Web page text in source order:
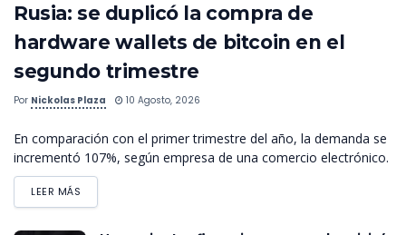
Rusia: se duplicó la compra de
hardware wallets de bitcoin en el
segundo trimestre
Por Nickolas Plaza 10 Agosto, 2026
En comparación con el primer trimestre del año, la demanda se
incrementó 107%, según empresa de una comercio electrónico.
LEER MÁS